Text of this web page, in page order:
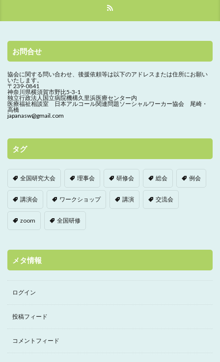
お問合せ
協会に関する問い合わせ、 後援依頼等は以下のアドレスまたは住所にお願い
いたします。
〒239-0841
神奈川県横須賀市野比5-3-1
独立行政法人国立病院機構久里浜医療センター内
医療福祉相談室 日本アルコール関連問題ソーシャルワーカー協会 尾崎・
高橋
japanasw@gmail.com
タグ
全国研究大会 理事会 研修会 総会 例会
講演会 ワークショップ 講演 交流会
zoom 全国研修
メタ情報
ログイン
投稿フィード
コメントフィード